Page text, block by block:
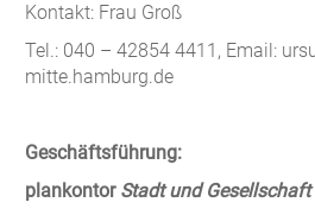
Kontakt: Frau Groß
Tel.: 040 – 42854 4411, Email:
mitte.hamburg.de
Geschäftsführung:
plankontor Stadt und Gesellschaft